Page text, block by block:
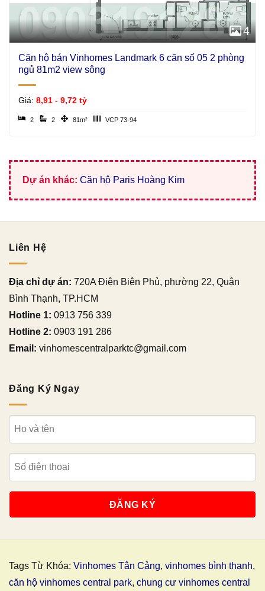
4
Căn hộ bán Vinhomes Landmark 6 căn số 05 2 phòng
ngủ 81m2 view sông
Giá: 8,91 - 9,72 tỷ
2 2 81m² VCP 73-94
Dự án khác: Căn hộ Paris Hoàng Kim
Liên Hệ
Địa chỉ dự án: 720A Điện Biên Phủ, phường 22, Quận
Bình Thạnh, TP.HCM
Hotline 1: 0913 756 339
Hotline 2: 0903 191 286
Email: vinhomescentralparktc@gmail.com
Đăng Ký Ngay
Tags Từ Khóa: Vinhomes Tân Cảng, vinhomes bình thạnh,
căn hộ vinhomes central park, chung cư vinhomes central